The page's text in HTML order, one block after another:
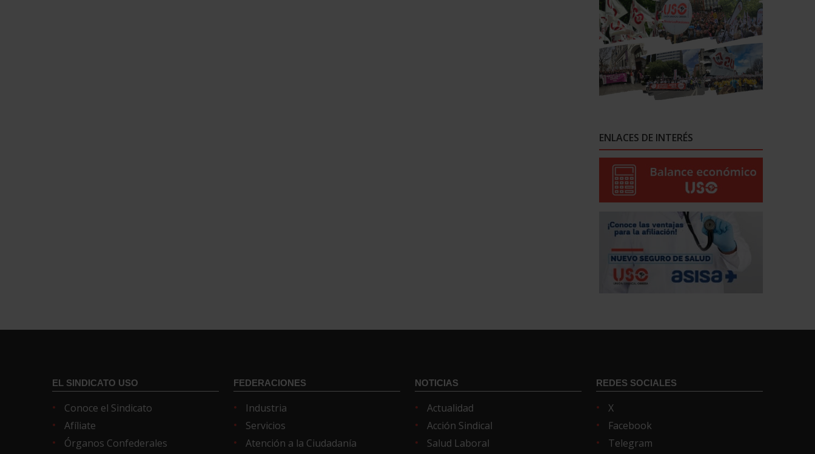
ENLACES DE INTERÉS
EL SINDICATO USO
Conoce el Sindicato
Afíliate
Órganos Confederales
FEDERACIONES
Industria
Servicios
Atención a la Ciudadanía
NOTICIAS
Actualidad
Acción Sindical
Salud Laboral
REDES SOCIALES
X
Facebook
Telegram